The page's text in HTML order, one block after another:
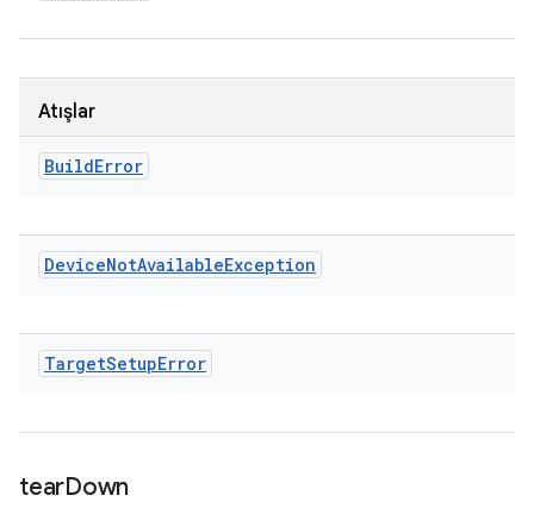
Atışlar
BuildError
DeviceNotAvailableException
TargetSetupError
tearDown